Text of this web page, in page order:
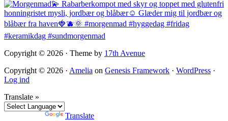
Copyright © 2026 · Theme by 17th Avenue
Copyright © 2026 · Amelia on Genesis Framework · WordPress ·
Log ind
Translate »
Translate